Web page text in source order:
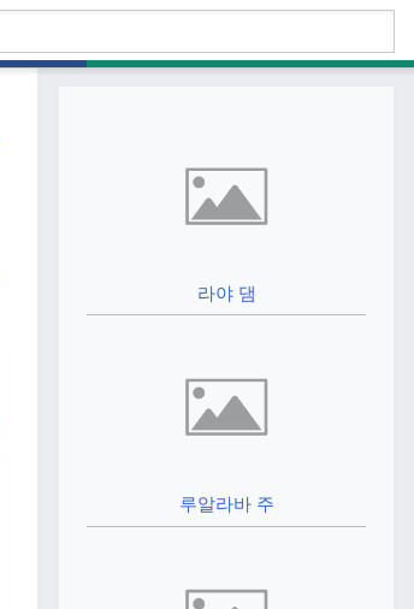
라야 댐
루알라바 주